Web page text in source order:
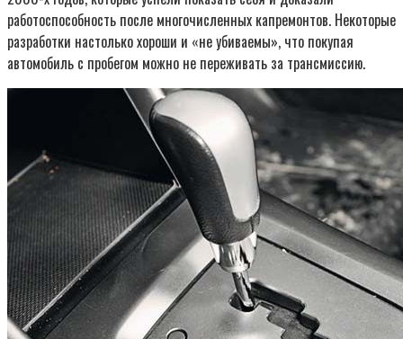
работоспособность после многочисленных капремонтов. Некоторые
разработки настолько хороши и «не убиваемы», что покупая
автомобиль с пробегом можно не переживать за трансмиссию.